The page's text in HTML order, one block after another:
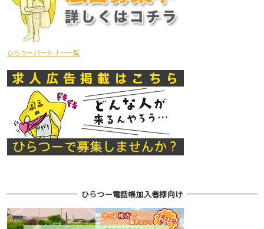
ひらつーパートナー一覧
ひらつー電話帳加入者様向け